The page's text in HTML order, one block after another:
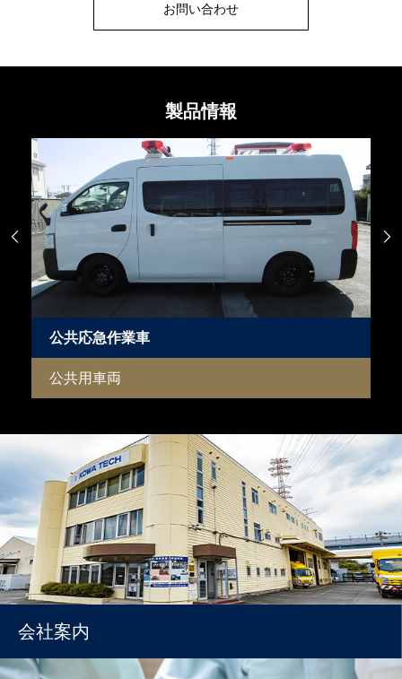
お問い合わせ
製品情報
公共応急作業車
公共用車両
 
会社案内